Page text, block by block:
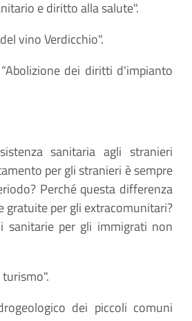
e diritto alla salute".
vino Verdicchio".
dei diritti d'impianto
sanitaria agli stranieri
per gli stranieri è sempre
Perché questa differenza
gratuite per gli extracomunitari?
sanitarie per gli immigrati non
dei piccoli comuni